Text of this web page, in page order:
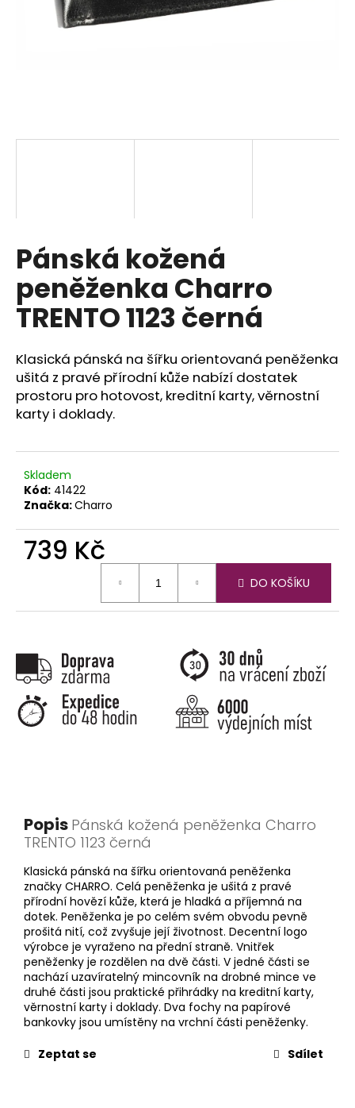
Pánská kožená
peněženka Charro
TRENTO 1123 černá
Klasická pánská na šířku orientovaná peněženka
ušitá z pravé přírodní kůže nabízí dostatek
prostoru pro hotovost, kreditní karty, věrnostní
karty i doklady.
Skladem
Kód: 41422
Značka:Charro
739 Kč
DO KOŠÍKU
Popis Pánská kožená peněženka Charro
TRENTO 1123 černá
Klasická pánská na šířku orientovaná peněženka
značky CHARRO. Celá peněženka je ušitá z pravé
přírodní hovězí kůže, která je hladká a příjemná na
dotek. Peněženka je po celém svém obvodu pevně
prošitá nití, což zvyšuje její životnost. Decentní logo
výrobce je vyraženo na přední straně. Vnitřek
peněženky je rozdělen na dvě části. V jedné části se
nachází uzavíratelný mincovník na drobné mince ve
druhé části jsou praktické přihrádky na kreditní karty,
věrnostní karty i doklady. Dva fochy na papírové
bankovky jsou umístěny na vrchní části peněženky.
Zeptat se
Sdílet
D
o
p
o
r
č
u
j
e
e